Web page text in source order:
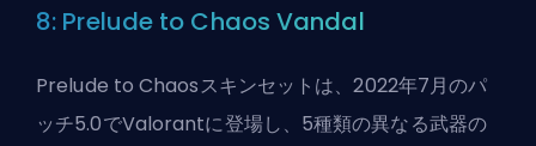
8: Prelude to Chaos Vandal
Prelude to Chaosスキンセットは、2022年7月のパ
ッチ5.0でValorantに登場し、5種類の異なる武器の